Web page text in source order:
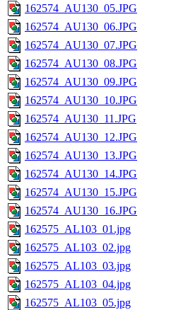
162574_AU130_05.JPG
162574_AU130_06.JPG
162574_AU130_07.JPG
162574_AU130_08.JPG
162574_AU130_09.JPG
162574_AU130_10.JPG
162574_AU130_11.JPG
162574_AU130_12.JPG
162574_AU130_13.JPG
162574_AU130_14.JPG
162574_AU130_15.JPG
162574_AU130_16.JPG
162575_AL103_01.jpg
162575_AL103_02.jpg
162575_AL103_03.jpg
162575_AL103_04.jpg
162575_AL103_05.jpg